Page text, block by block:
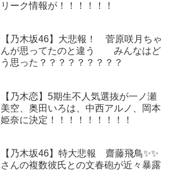
リーク情報が！！！！！！
【乃木坂46】大悲報！ 菅原咲月ちゃ
んが思ってたのと違う みんなはど
う思った？？？？？？？？？
【乃木恋】5期生不人気選抜が一ノ瀬
美空、奥田いろは、中西アルノ、岡本
姫奈に決定！！！！！！！！！
【乃木坂46】特大悲報 齋藤飛鳥✨✨
さんの複数彼氏との文春砲が近々暴露